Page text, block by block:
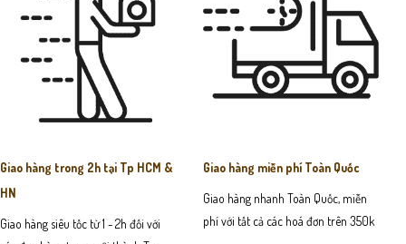
Giao hàng trong 2h tại Tp HCM &
HN
Giao hàng siêu tốc từ 1 - 2h đối với
Giao hàng miễn phí Toàn Quốc
Giao hàng nhanh Toàn Quốc, miễn
phí với tất cả các hoá đơn trên 350k